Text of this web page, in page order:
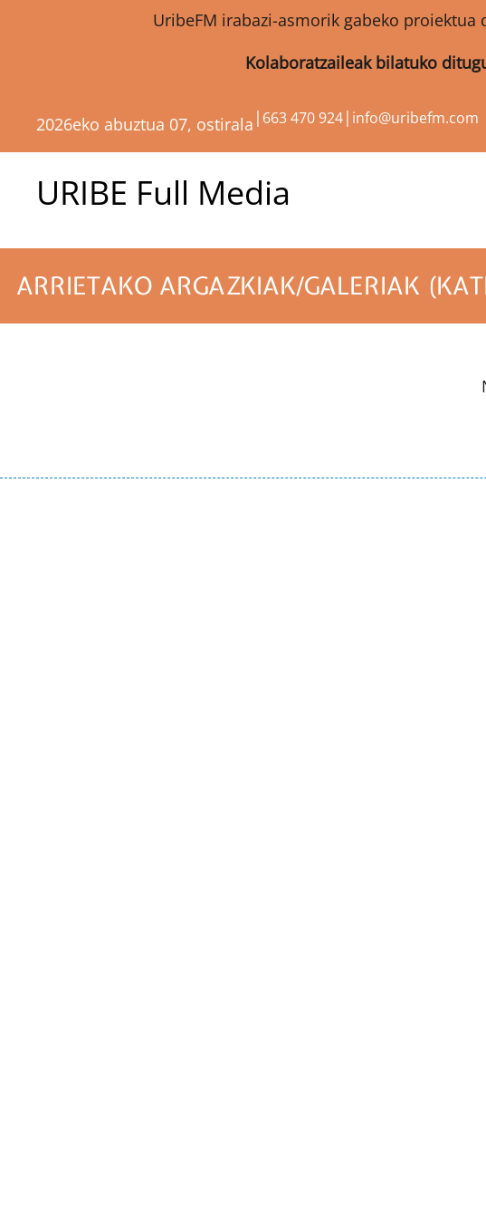
UribeFM irabazi-asmorik gabeko
Kolaboratzaileak bilatuko
2026eko abuztua 07, ostirala | 663 470 924| info@uribefm.com
URIBE Full Media
ARRIETAKO ARGAZKIAK/GALERIAK